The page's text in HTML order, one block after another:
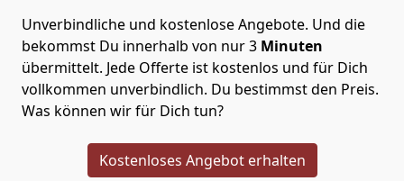
Unverbindliche und kostenlose Angebote. Und die
bekommst Du innerhalb von nur3 Minuten
übermittelt. Jede Offerte ist kostenlos und für Dich
vollkommen unverbindlich. Du bestimmst den Preis.
Was können wir für Dich tun?
Kostenloses Angebot erhalten